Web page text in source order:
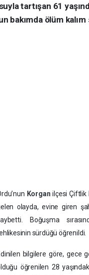
tartışan 61
bakımda ölüm kalım
Korganilçesi Çiftlik
olayda, evine giren
Boğuşma
sürdüğü öğrenildi.
bilgilere göre, gece
öğrenilen 28